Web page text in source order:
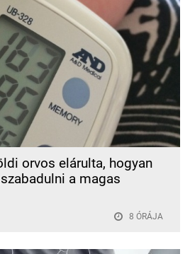
orvos elárulta, hogyan
a magas
8 ÓRÁJA